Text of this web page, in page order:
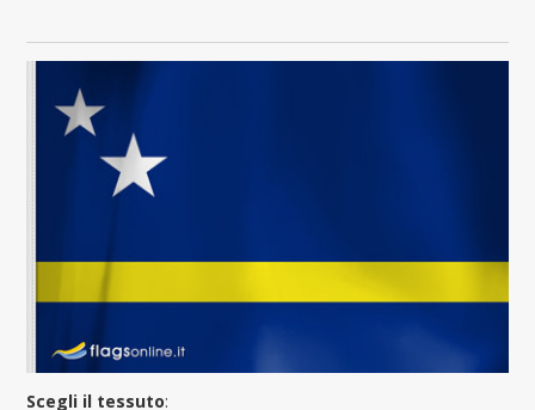
Scegli il tessuto: